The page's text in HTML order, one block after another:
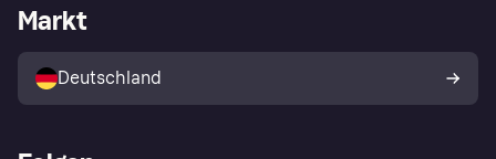
Klarna App
Shops entdecken
Käuferschutzrichtlinie
Dein Widerrufsrecht
Händlerportal
Markt
Deutschland